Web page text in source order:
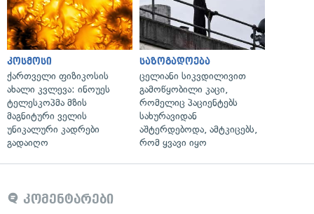
კოსმოსი
ქართველი ფიზიკოსის
ახალი კვლევა: ინოუეს
ტელესკოპმა მზის
მაგნიტური ველის
უნიკალური კადრები
გადაიღო
საზოგადოება
ცელიანი სიკვდილივით
გამოწყობილი კაცი,
რომელიც პაციენტებს
სახურავიდან
აშტერდებოდა, ამტკიცებს,
რომ ყვავი იყო
კომენტარები